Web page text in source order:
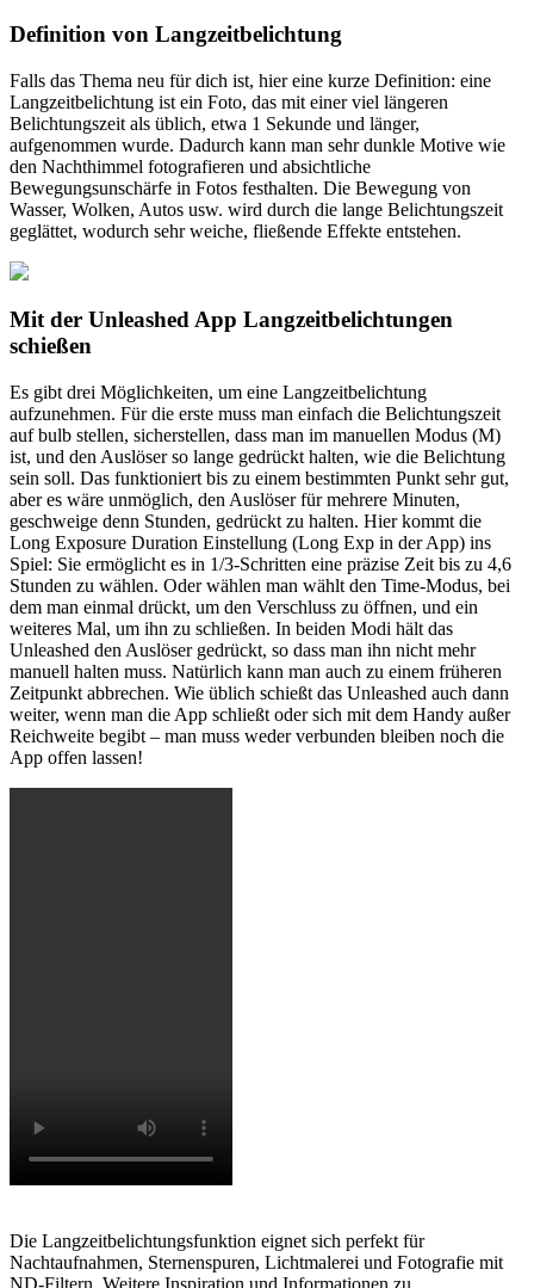
Definition von Langzeitbelichtung
Falls das Thema neu für dich ist, hier eine kurze Definition: eine
Langzeitbelichtung ist ein Foto, das mit einer viel längeren
Belichtungszeit als üblich, etwa 1 Sekunde und länger,
aufgenommen wurde. Dadurch kann man sehr dunkle Motive wie
den Nachthimmel fotografieren und absichtliche
Bewegungsunschärfe in Fotos festhalten. Die Bewegung von
Wasser, Wolken, Autos usw. wird durch die lange Belichtungszeit
geglättet, wodurch sehr weiche, fließende Effekte entstehen.
Mit der Unleashed App Langzeitbelichtungen
schießen
Es gibt drei Möglichkeiten, um eine Langzeitbelichtung
aufzunehmen. Für die erste muss man einfach die Belichtungszeit
auf bulb stellen, sicherstellen, dass man im manuellen Modus (M)
ist, und den Auslöser so lange gedrückt halten, wie die Belichtung
sein soll. Das funktioniert bis zu einem bestimmten Punkt sehr gut,
aber es wäre unmöglich, den Auslöser für mehrere Minuten,
geschweige denn Stunden, gedrückt zu halten. Hier kommt die
Long Exposure Duration Einstellung (Long Exp in der App) ins
Spiel: Sie ermöglicht es in 1/3-Schritten eine präzise Zeit bis zu 4,6
Stunden zu wählen. Oder wählen man wählt den Time-Modus, bei
dem man einmal drückt, um den Verschluss zu öffnen, und ein
weiteres Mal, um ihn zu schließen. In beiden Modi hält das
Unleashed den Auslöser gedrückt, so dass man ihn nicht mehr
manuell halten muss. Natürlich kann man auch zu einem früheren
Zeitpunkt abbrechen. Wie üblich schießt das Unleashed auch dann
weiter, wenn man die App schließt oder sich mit dem Handy außer
Reichweite begibt – man muss weder verbunden bleiben noch die
App offen lassen!
Die Langzeitbelichtungsfunktion eignet sich perfekt für
Nachtaufnahmen, Sternenspuren, Lichtmalerei und Fotografie mit
ND-Filtern. Weitere Inspiration und Informationen zu